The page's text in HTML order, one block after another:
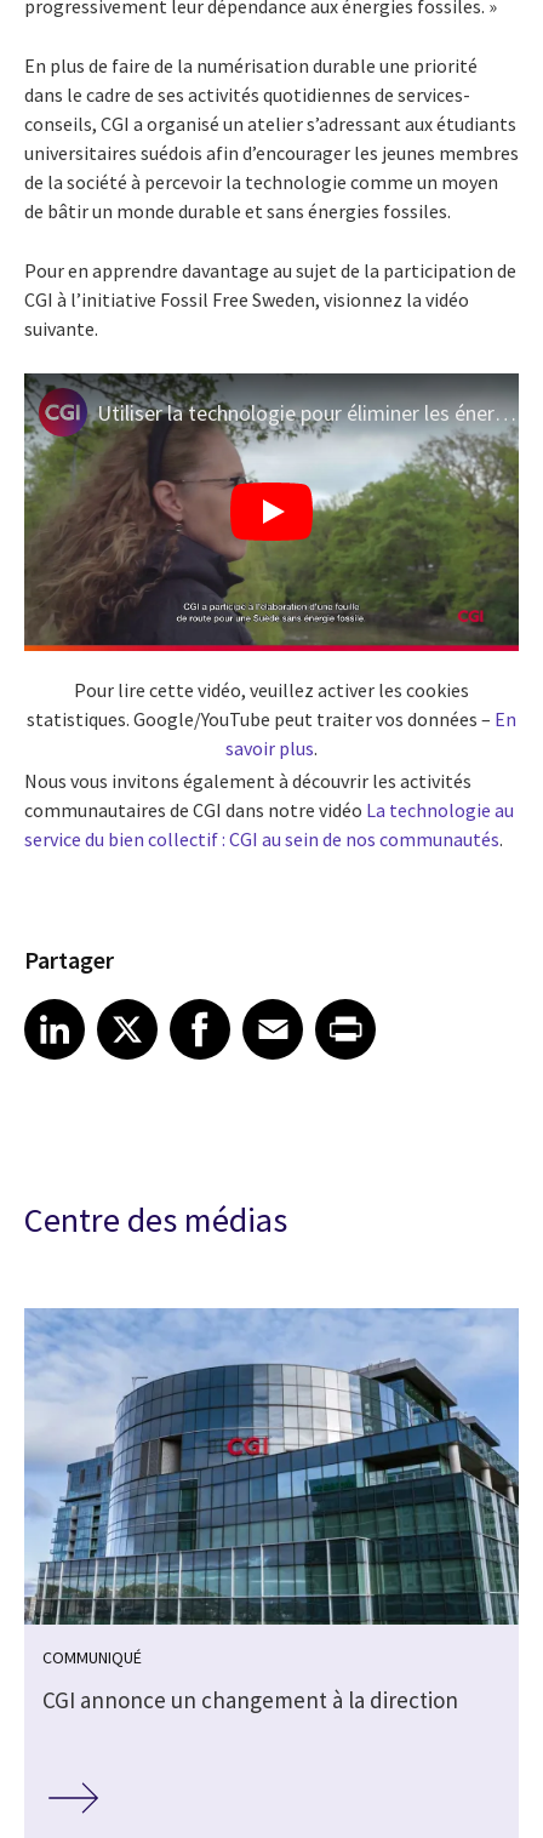
progressivement leur dépendance aux énergies fossiles. »
En plus de faire de la numérisation durable une priorité
dans le cadre de ses activités quotidiennes de services-
conseils, CGI a organisé un atelier s’adressant aux étudiants
universitaires suédois afin d’encourager les jeunes membres
de la société à percevoir la technologie comme un moyen
de bâtir un monde durable et sans énergies fossiles.
Pour en apprendre davantage au sujet de la participation de
CGI à l’initiative Fossil Free Sweden, visionnez la vidéo
suivante.
Utiliser la technologie pour éliminer les énergies fossiles en Suède
Pour lire cette vidéo, veuillez activer les cookies
statistiques. Google/YouTube peut traiter vos données – En
savoir plus.
Nous vous invitons également à découvrir les activités
communautaires de CGI dans notre vidéo La technologie au
service du bien collectif : CGI au sein de nos communautés.
Partager
Share article on LinkedIn
LinkedIn
Share article on XShare article on Facebook
Facebook
Share article on Email
EmailShare article on Print
Centre des médias
COMMUNIQUÉ
CGI annonce un changement à la direction